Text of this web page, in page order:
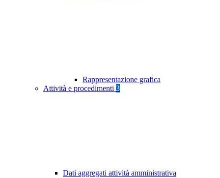
Rappresentazione grafica
Attività e procedimenti 3
Dati aggregati attività amministrativa